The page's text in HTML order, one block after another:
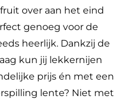
over aan het eind
genoeg voor de
heerlijk. Dankzij de
kun jij lekkernijen
prijs én met een
lente? Niet met